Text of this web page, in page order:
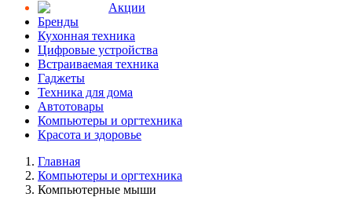
Aкции
Бренды
Кухонная техника
Цифровые устройства
Встраиваемая техника
Гаджеты
Техника для дома
Автотовары
Компьютеры и оргтехника
Красота и здоровье
Главная
Компьютеры и оргтехника
Компьютерные мыши